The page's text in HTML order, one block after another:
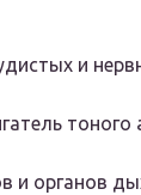
и
тоного
и органов